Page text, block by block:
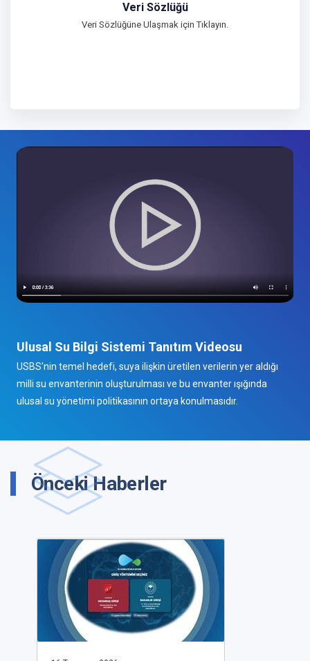
Veri Sözlüğü
Veri Sözlüğüne Ulaşmak için Tıklayın.
Ulusal Su Bilgi Sistemi Tanıtım Videosu
USBS'nin temel hedefi, suya ilişkin üretilen verilerin yer aldığı
milli su envanterinin oluşturulması ve bu envanter ışığında
ulusal su yönetimi politikasının ortaya konulmasıdır.
Önceki Haberler